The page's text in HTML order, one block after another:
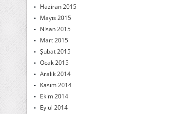
Haziran 2015
Mayıs 2015
Nisan 2015
Mart 2015
Şubat 2015
Ocak 2015
Aralık 2014
Kasım 2014
Ekim 2014
Eylül 2014